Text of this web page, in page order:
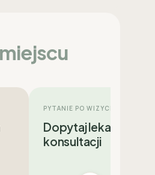
PYTANIE PO WIZYCIE
Dopytaj lekarza po
konsultacji